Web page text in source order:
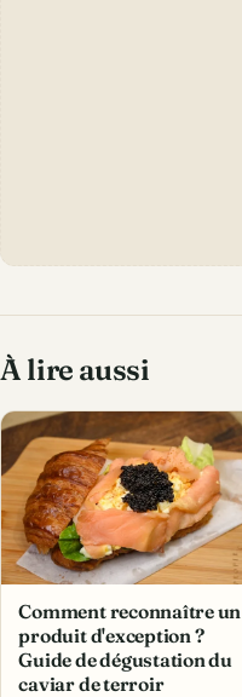
À lire aussi
Comment reconnaître un
produit d'exception ?
Guide de dégustation du
caviar de terroir